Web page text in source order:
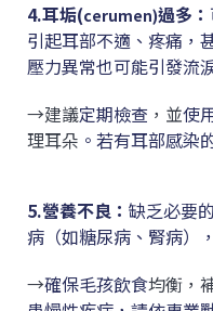
4.耳垢(cerumen)過多 ：
引起耳部不適、疼痛，
壓力異常也可能引發流
→建議定期檢查 ，並使
理耳朵 。若有耳部感染
5.營養不良 ： 缺乏必要
病（如糖尿病、腎病）
→確保毛孩飲食均衡，